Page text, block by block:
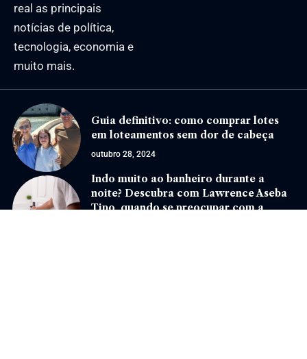
real as principais
notícias de política,
tecnologia, economia e
muito mais.
Guia definitivo: como comprar lotes
em loteamentos sem dor de cabeça
outubro 28, 2024
Indo muito ao banheiro durante a
noite? Descubra com Lawrence Aseba
Tipo, quando se preocupar com a